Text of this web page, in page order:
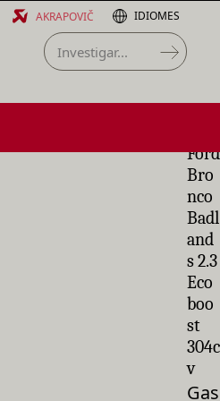
IDIOMES
AKRAPOVIČ
Ford
Bro
nco
Badl
and
s 2.3
Eco
boo
st
304c
v